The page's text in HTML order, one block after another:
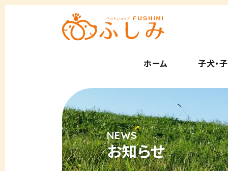
ホーム 子犬・
お知らせ